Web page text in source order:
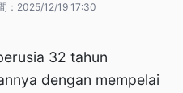
： 2025/12/19 17:30
32 tahun
dengan mempelai